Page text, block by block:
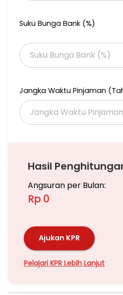
Suku Bunga Bank (%)
Jangka Waktu Pinjaman
Hasil
Angsuran per Bulan:
Rp 0
Ajukan KPR
Pelajari KPR Lebih Lanjut